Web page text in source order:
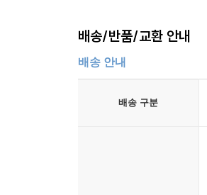
배송/반품/교환 안내
배송 안내
배송 구분